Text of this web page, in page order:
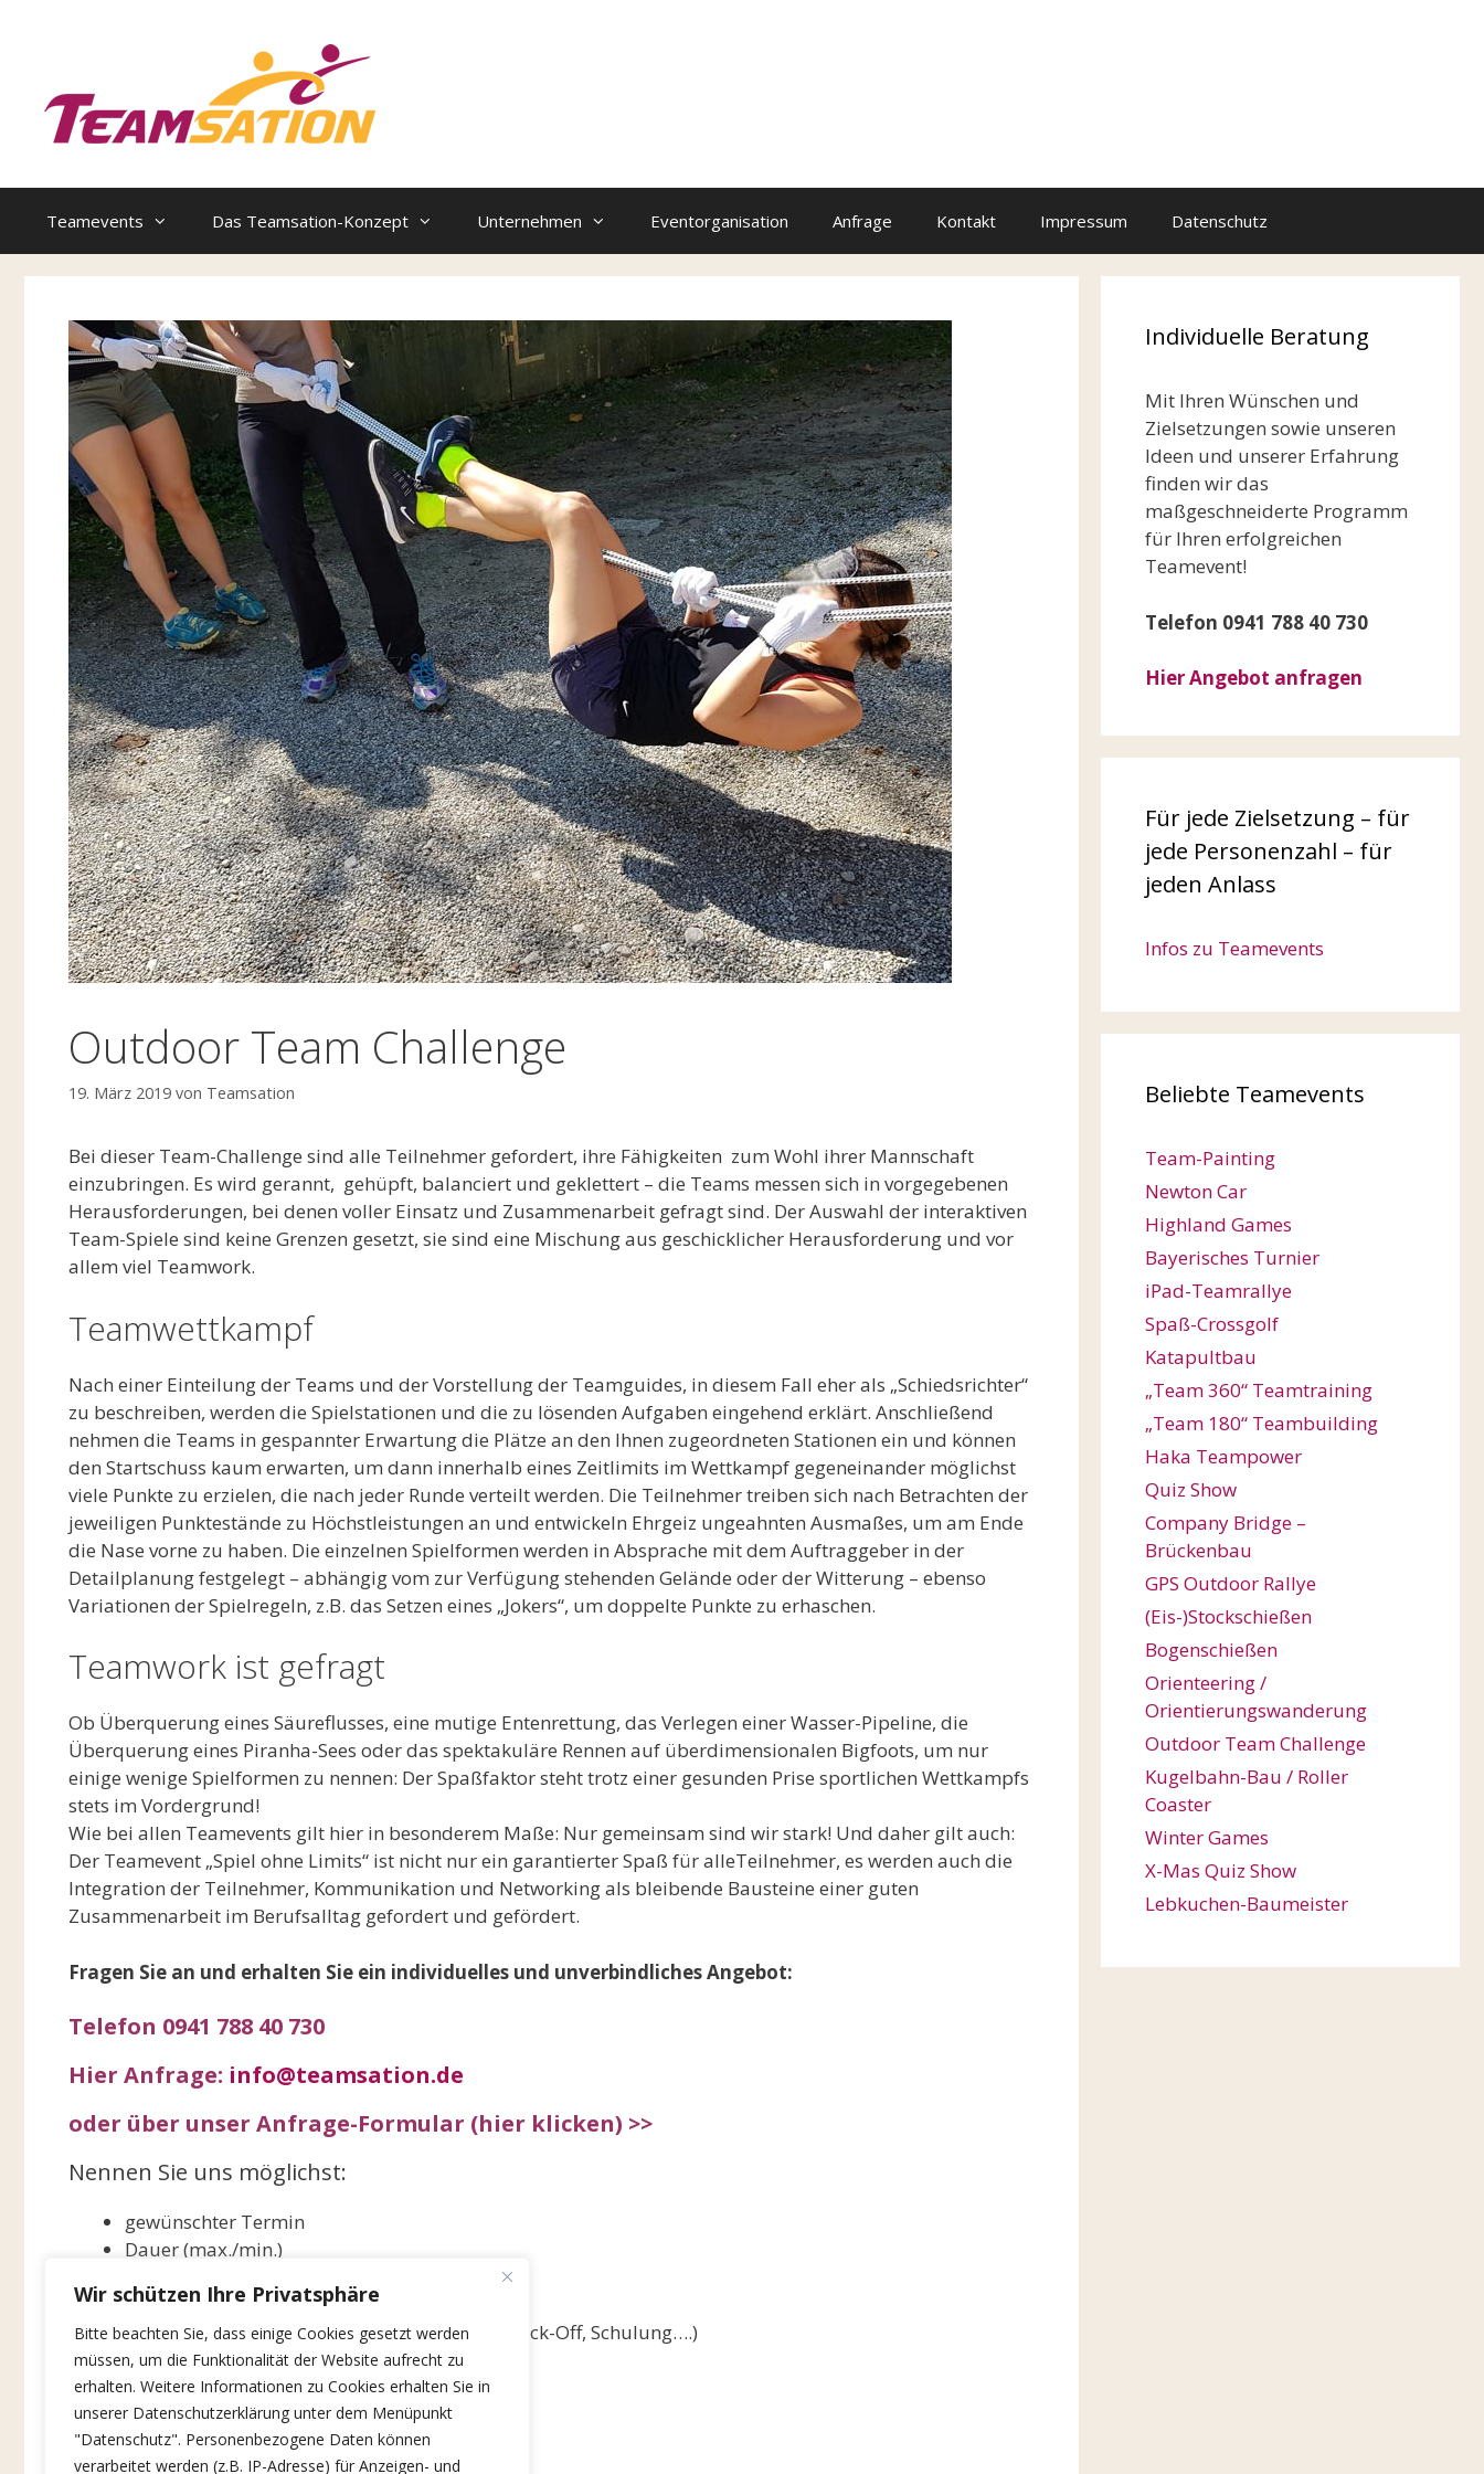
Wir schützen Ihre Privatsphäre
Bitte beachten Sie, dass einige Cookies gesetzt werden
müssen, um die Funktionalität der Website aufrecht zu
erhalten. Weitere Informationen zu Cookies erhalten Sie in
unserer Datenschutzerklärung unter dem Menüpunkt
"Datenschutz". Personenbezogene Daten können
verarbeitet werden (z.B. IP-Adresse) für Anzeigen- und
Teamevents Das Teamsation-Konzept Unternehmen Eventorganisation Anfrage Kontakt Impressum Datenschutz
Outdoor Team Challenge
19. März 2019 von Teamsation
Bei dieser Team-Challenge sind alle Teilnehmer gefordert, ihre Fähigkeiten zum Wohl ihrer Mannschaft
einzubringen. Es wird gerannt, gehüpft, balanciert und geklettert – die Teams messen sich in vorgegebenen
Herausforderungen, bei denen voller Einsatz und Zusammenarbeit gefragt sind. Der Auswahl der interaktiven
Team-Spiele sind keine Grenzen gesetzt, sie sind eine Mischung aus geschicklicher Herausforderung und vor
allem viel Teamwork.
Teamwettkampf
Nach einer Einteilung der Teams und der Vorstellung der Teamguides, in diesem Fall eher als „Schiedsrichter“
zu beschreiben, werden die Spielstationen und die zu lösenden Aufgaben eingehend erklärt. Anschließend
nehmen die Teams in gespannter Erwartung die Plätze an den Ihnen zugeordneten Stationen ein und können
den Startschuss kaum erwarten, um dann innerhalb eines Zeitlimits im Wettkampf gegeneinander möglichst
viele Punkte zu erzielen, die nach jeder Runde verteilt werden. Die Teilnehmer treiben sich nach Betrachten der
jeweiligen Punktestände zu Höchstleistungen an und entwickeln Ehrgeiz ungeahnten Ausmaßes, um am Ende
die Nase vorne zu haben. Die einzelnen Spielformen werden in Absprache mit dem Auftraggeber in der
Detailplanung festgelegt – abhängig vom zur Verfügung stehenden Gelände oder der Witterung – ebenso
Variationen der Spielregeln, z.B. das Setzen eines „Jokers“, um doppelte Punkte zu erhaschen.
Teamwork ist gefragt
Ob Überquerung eines Säureflusses, eine mutige Entenrettung, das Verlegen einer Wasser-Pipeline, die
Überquerung eines Piranha-Sees oder das spektakuläre Rennen auf überdimensionalen Bigfoots, um nur
einige wenige Spielformen zu nennen: Der Spaßfaktor steht trotz einer gesunden Prise sportlichen Wettkampfs
stets im Vordergrund!
Wie bei allen Teamevents gilt hier in besonderem Maße: Nur gemeinsam sind wir stark! Und daher gilt auch:
Der Teamevent „Spiel ohne Limits“ ist nicht nur ein garantierter Spaß für alleTeilnehmer, es werden auch die
Integration der Teilnehmer, Kommunikation und Networking als bleibende Bausteine einer guten
Zusammenarbeit im Berufsalltag gefordert und gefördert.
Fragen Sie an und erhalten Sie ein individuelles und unverbindliches Angebot:
Telefon 0941 788 40 730
Hier Anfrage: info@teamsation.de
oder über unser Anfrage-Formular (hier klicken) >>
Nennen Sie uns möglichst:
gewünschter Termin
Dauer (max./min.)
Ort/Region
Rahmen (Tagung, Seminar, Betriebsausflug, Kick-Off, Schulung….)
Location (vorhanden ja/nein)
Zielsetzung
Individuelle Beratung
Mit Ihren Wünschen und
Zielsetzungen sowie unseren
Ideen und unserer Erfahrung
finden wir das
maßgeschneiderte Programm
für Ihren erfolgreichen
Teamevent!
Telefon 0941 788 40 730
Hier Angebot anfragen
Für jede Zielsetzung – für
jede Personenzahl – für
jeden Anlass
Infos zu Teamevents
Beliebte Teamevents
Team-Painting
Newton Car
Highland Games
Bayerisches Turnier
iPad-Teamrallye
Spaß-Crossgolf
Katapultbau
„Team 360“ Teamtraining
„Team 180“ Teambuilding
Haka Teampower
Quiz Show
Company Bridge –
Brückenbau
GPS Outdoor Rallye
(Eis-)Stockschießen
Bogenschießen
Orienteering /
Orientierungswanderung
Outdoor Team Challenge
Kugelbahn-Bau / Roller
Coaster
Winter Games
X-Mas Quiz Show
Lebkuchen-Baumeister